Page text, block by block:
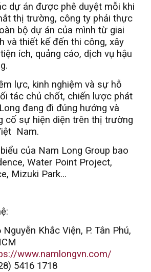
dự án được phê duyệt mỗi khi
thị trường, công ty phải thực
bộ dự án của mình từ giai
và thiết kế đến thi công, xây
ích, quảng cáo, dịch vụ hậu
lực, kinh nghiệm và sự hỗ
tác chủ chốt, chiến lược phát
đang đi đúng hướng và
cố sự hiện diện trên thị trường
Nam.
của Nam Long Group bao
Water Point Project,
Mizuki Park…
Khắc Viện, P. Tân Phú,
www.namlongvn.com/
5416 1718